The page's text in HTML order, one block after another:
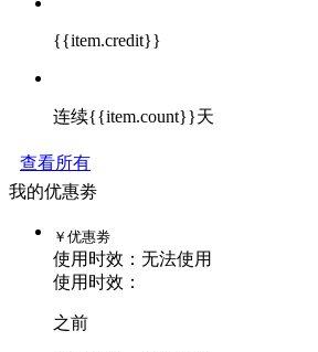
{{item.credit}}
连续{{item.count}}天
查看所有
我的优惠劵
￥ 优惠劵
使用时效： 无法使用
使用时效：
之前